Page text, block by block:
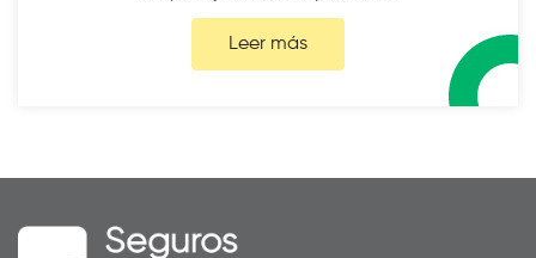
Leer más